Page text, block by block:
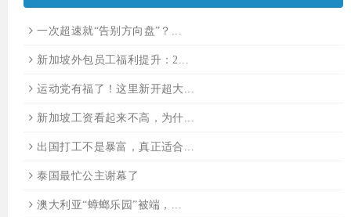
一次超速就“告别方向盘”？...
新加坡外包员工福利提升：2...
运动党有福了！这里新开超大...
新加坡工资看起来不高，为什...
出国打工不是暴富，真正适合...
泰国最忙公主谢幕了
澳大利亚“蟑螂乐园”被端，...